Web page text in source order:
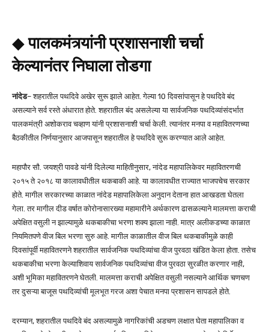
◆पालकमंत्र्यांनी प्रशासनाशी चर्चा
केल्यानंतर निघाला तोडगा
नांदेड– शहरातील पथदिवे अखेर सुरू झाले आहेत. गेल्या 10 दिवसांपासून हे पथदिवे बंद
असल्याने सर्व रस्ते अंधारात होते. शहरातील बंद असलेल्या या सार्वजनिक पथदिव्यांसंदर्भात
पालकमंत्री अशोकराव चव्हाण यांनी प्रशासनाशी चर्चा केली. त्यानंतर मनपा व महावितरणच्या
बैठकीतील निर्णयानुसार आजपासून शहरातील हे पथदिवे सुरू करण्यात आले आहेत.
महापौर सौ. जयश्री पावडे यांनी दिलेल्या माहितीनुसार, नांदेड महापालिकेवर महावितरणची
२०१५ ते २०१८ या कालावधीतील थकबाकी आहे. या कालावधीत राज्यात भाजपचेच सरकार
होते. मागील सरकारच्या काळात नांदेड महापालिकेला अनुदान देताना हात आखडता घेतला
गेला. तर मागील दीड वर्षात कोरोनासारख्या महामारीने अर्थकारण ढासळल्याने मालमत्ता कराची
अपेक्षित वसुली न झाल्यामुळे थकबाकीचा भरणा शक्य झाला नाही. मात्र अलीकडच्या काळात
नियमितपणे वीज बिल भरणा सुरु आहे. मागील काळातील वीज बिल थकबाकीमुळे काही
दिवसांपूर्वी महावितरणने शहरातील सार्वजनिक पथदिव्यांचा वीज पुरवठा खंडित केला होता. तसेच
थकबाकीचा भरणा केल्याशिवाय सार्वजनिक पथदिव्यांचा वीज पुरवठा सुरळीत करणार नाही,
अशी भूमिका महावितरणने घेतली. मालमत्ता कराची अपेक्षित वसुली नसल्याने आर्थिक चणचण
तर दुसऱ्या बाजूस पथदिव्यांची मूलभूत गरज अशा पेचात मनपा प्रशासन सापडले होते.
दरम्यान, शहरातील पथदिवे बंद असल्यामुळे नागरिकांची अडचण लक्षात घेता महापालिका व